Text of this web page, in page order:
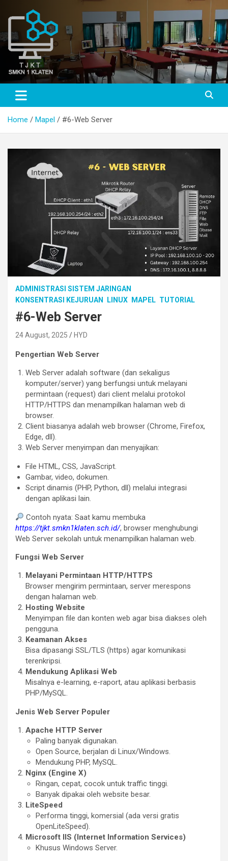
TJKT SMKN 1 KLATEN
TJKT SMKN 1 KLATEN
Home Mapel #6-Web Server
ADMINISTRASI SISTEM JARINGAN
KONSENTRASI KEJURUAN
LINUX MAPEL TUTORIAL
#6-Web Server
24 August, 2025 HYD
Pengertian Web Server
Web Server adalah software (dan sekaligus
komputer/server) yang berfungsi untuk melayani
permintaan (request) dari client melalui protokol
HTTP/HTTPS dan menampilkan halaman web di
browser.
Client biasanya adalah web browser (Chrome, Firefox,
Edge, dll).
Web Server menyimpan dan menyajikan:
File HTML, CSS, JavaScript.
Gambar, video, dokumen.
Script dinamis (PHP, Python, dll) melalui integrasi
dengan aplikasi lain.
Contoh nyata: Saat kamu membuka
https://tjkt.smkn1klaten.sch.id/, browser menghubungi
Web Server sekolah untuk menampilkan halaman web.
Fungsi Web Server
Melayani Permintaan HTTP/HTTPS
Browser mengirim permintaan, server merespons
dengan halaman web.
Hosting Website
Menyimpan file dan konten web agar bisa diakses oleh
pengguna.
Keamanan Akses
Bisa dipasangi SSL/TLS (https) agar komunikasi
terenkripsi.
Mendukung Aplikasi Web
Misalnya e-learning, e-raport, atau aplikasi berbasis
PHP/MySQL.
Jenis Web Server Populer
Apache HTTP Server
Paling banyak digunakan.
Open Source, berjalan di Linux/Windows.
Mendukung PHP, MySQL.
Nginx (Engine X)
Ringan, cepat, cocok untuk traffic tinggi.
Banyak dipakai oleh website besar.
LiteSpeed
Performa tinggi, komersial (ada versi gratis
OpenLiteSpeed).
Microsoft IIS (Internet Information Services)
Khusus Windows Server.